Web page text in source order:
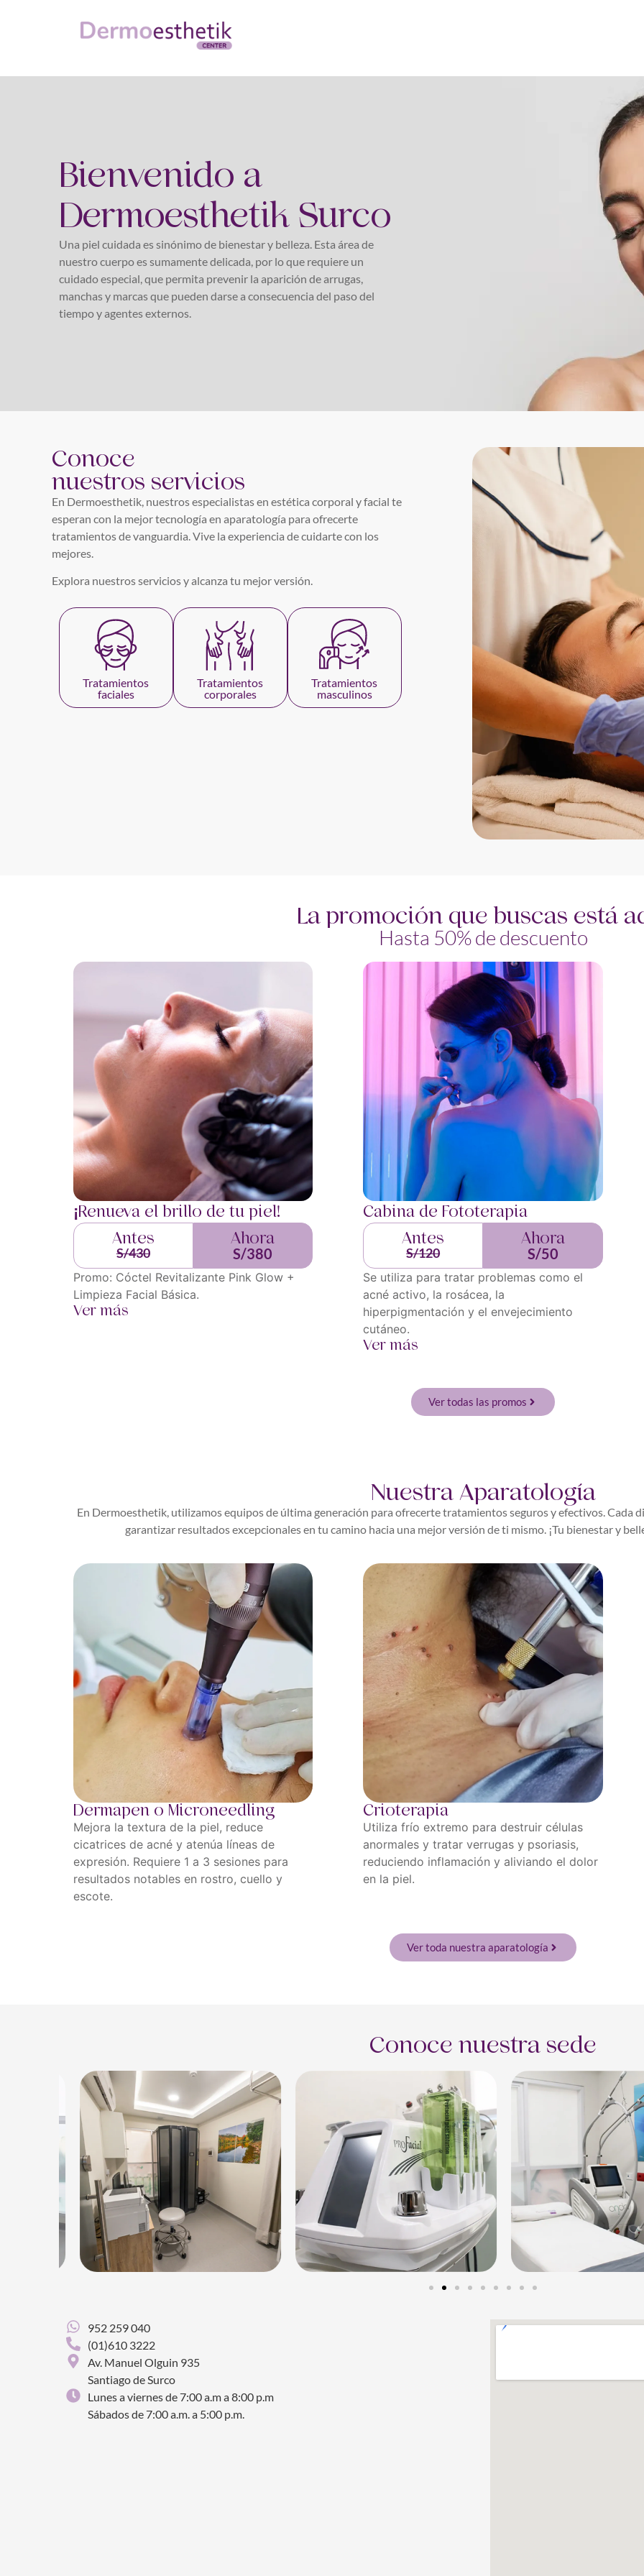
Bienvenido a
Dermoesthetik Surco
Una piel cuidada es sinónimo de bienestar y belleza. Esta área de
nuestro cuerpo es sumamente delicada, por lo que requiere un
cuidado especial, que permita prevenir la aparición de arrugas,
manchas y marcas que pueden darse a consecuencia del paso del
tiempo y agentes externos.
Conoce
nuestros servicios
En Dermoesthetik, nuestros especialistas en estética corporal y facial te
esperan con la mejor tecnología en aparatología para ofrecerte
tratamientos de vanguardia. Vive la experiencia de cuidarte con los
mejores.
Explora nuestros servicios y alcanza tu mejor versión.
Tratamientos
faciales
Tratamientos
corporales
Tratamientos
masculinos
La promoción que buscas está
Hasta 50% de descuento
¡Renueva el brillo de tu piel!
Antes
S/430
Ahora
S/380
Promo: Cóctel Revitalizante Pink Glow +
Limpieza Facial Básica.
Ver más
Cabina de Fototerapia
Antes
S/120
Ahora
S/50
Se utiliza para tratar problemas como el
acné activo, la rosácea, la
hiperpigmentación y el envejecimiento
cutáneo.
Ver más
Ver todas las promos
Nuestra Aparatología
En Dermoesthetik, utilizamos equipos de última generación para ofrecerte tratamientos seguros y efectivos. Cada
garantizar resultados excepcionales en tu camino hacia una mejor versión de ti mismo. ¡Tu bienestar y
Dermapen o Microneedling
Mejora la textura de la piel, reduce
cicatrices de acné y atenúa líneas de
expresión. Requiere 1 a 3 sesiones para
resultados notables en rostro, cuello y
escote.
Crioterapia
Utiliza frío extremo para destruir células
anormales y tratar verrugas y psoriasis,
reduciendo inflamación y aliviando el dolor
en la piel.
Ver toda nuestra aparatología
Conoce nuestra sede
952 259 040
(01)610 3222
Av. Manuel Olguin 935
Santiago de Surco
Lunes a viernes de 7:00 a.m a 8:00 p.m
Sábados de 7:00 a.m. a 5:00 p.m.